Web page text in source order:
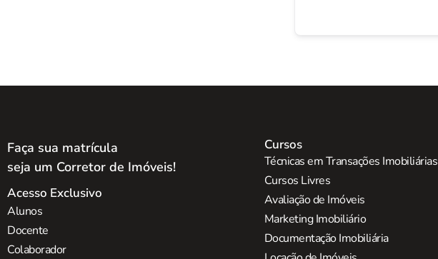
Faça sua matrícula
seja um Corretor de Imóveis!
Acesso Exclusivo
Alunos
Docente
Colaborador
Cursos
Técnicas em Transações Imobiliárias
Cursos Livres
Avaliação de Imóveis
Marketing Imobiliário
Documentação Imobiliária